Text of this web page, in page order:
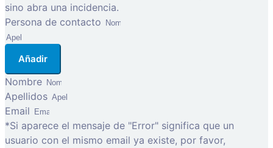
sino abra una incidencia.
Persona de contacto
Añadir
Nombre
Apellidos
Email
*Si aparece el mensaje de "Error" significa que un
usuario con el mismo email ya existe, por favor,